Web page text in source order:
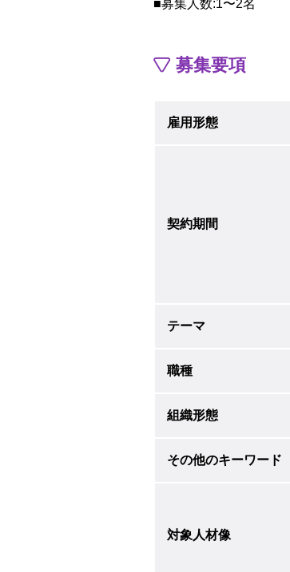
■募集人数:1〜2名
募集要項
雇用形態
契約期間
テーマ
職種
組織形態
その他のキーワード
対象人材像